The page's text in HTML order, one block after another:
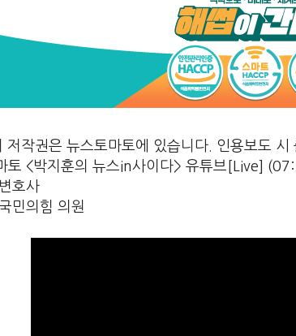
작권은 뉴스토마토에 있습니다. 인용보도 시
토 <박지훈의 뉴스in사이다> 유튜브[Live]
호사
민의힘 의원